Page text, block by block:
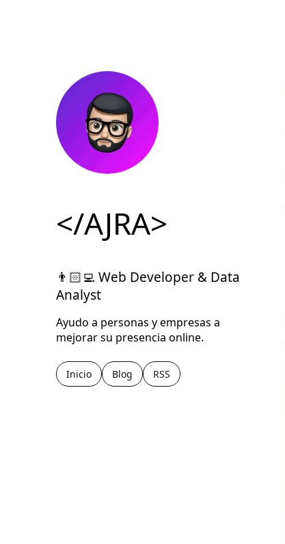
</AJRA>
👨🏻‍💻 Web Developer & Data
Analyst
Ayudo a personas y empresas a
mejorar su presencia online.
Inicio Blog RSS